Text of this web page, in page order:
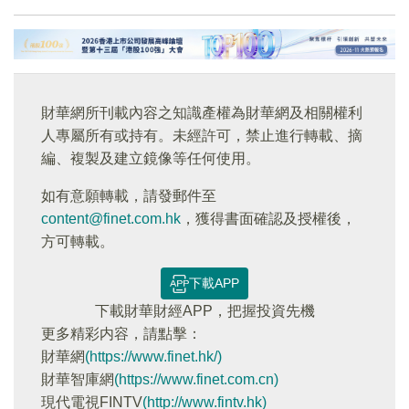
財華網所刊載內容之知識產權為財華網及相關權利
人專屬所有或持有。未經許可，禁止進行轉載、摘
編、複製及建立鏡像等任何使用。
如有意願轉載，請發郵件至
content@finet.com.hk ，獲得書面確認及授權後，
方可轉載。
下載APP
下載財華財經APP，把握投資先機
更多精彩内容，請點擊：
財華網(https://www.finet.hk/)
財華智庫網(https://www.finet.com.cn)
現代電視FINTV(http://www.fintv.hk)